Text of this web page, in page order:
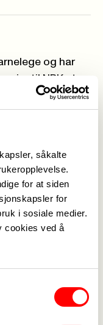
såkalte
for at siden
for
i sosiale medier.
cookies ved å
og har
sier
til NRK at
skjer samtidig
på et tidlig